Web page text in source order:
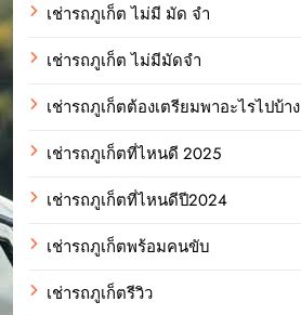
เช่ารถภูเก็ต ไม่มี มัด จํา
เช่ารถภูเก็ต ไม่มีมัดจำ
เช่ารถภูเก็ตต้องเตรียมพาอะไรไปบ้าง
เช่ารถภูเก็ตที่ไหนดี 2025
เช่ารถภูเก็ตที่ไหนดีปี2024
เช่ารถภูเก็ตพร้อมคนขับ
เช่ารถภูเก็ตรีวิว